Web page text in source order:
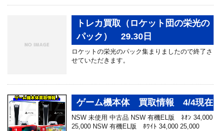
トレカ買取（ロケット団の栄光の
パック） 29.30日
ロケットの栄光のパック集まりましたので終了さ
せていただきます。
ゲーム機本体 買取情報 4/4現在
NSW 未使用 中古品 NSW 有機EL版 ﾈｵﾝ 34,000
25,000 NSW 有機EL版 ﾎﾜｲﾄ 34,000 25,000